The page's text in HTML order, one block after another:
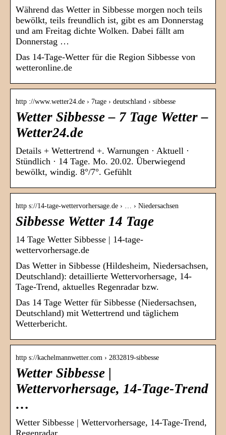
Während das Wetter in Sibbesse morgen noch teils
bewölkt, teils freundlich ist, gibt es am Donnerstag
und am Freitag dichte Wolken. Dabei fällt am
Donnerstag …
Das 14-Tage-Wetter für die Region Sibbesse von
wetteronline.de
http ://www.wetter24.de › 7tage › deutschland › sibbesse
Wetter Sibbesse – 7 Tage Wetter –
Wetter24.de
Details + Wettertrend +. Warnungen · Aktuell ·
Stündlich · 14 Tage. Mo. 20.02. Überwiegend
bewölkt, windig. 8°/7°. Gefühlt
http s://14-tage-wettervorhersage.de › … › Niedersachsen
Sibbesse Wetter 14 Tage
14 Tage Wetter Sibbesse | 14-tage-
wettervorhersage.de
Das Wetter in Sibbesse (Hildesheim, Niedersachsen,
Deutschland): detaillierte Wettervorhersage, 14-
Tage-Trend, aktuelles Regenradar bzw.
Das 14 Tage Wetter für Sibbesse (Niedersachsen,
Deutschland) mit Wettertrend und täglichem
Wetterbericht.
http s://kachelmannwetter.com › 2832819-sibbesse
Wetter Sibbesse |
Wettervorhersage, 14-Tage-Trend
…
Wetter Sibbesse | Wettervorhersage, 14-Tage-Trend,